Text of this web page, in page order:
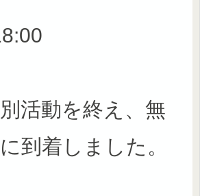
活動を終え、無
到着しました。